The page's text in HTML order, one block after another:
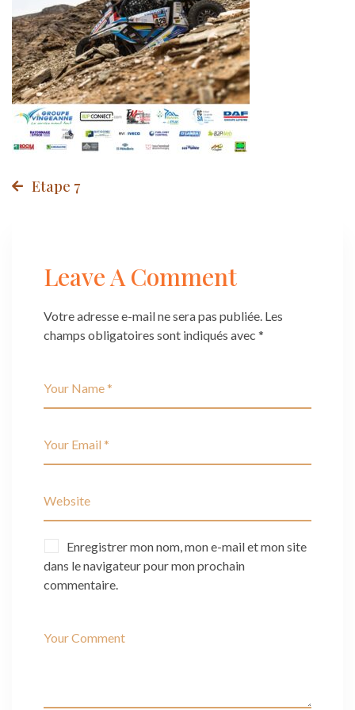
Post
Etape 7
Leave A Comment
Votre adresse e-mail ne sera pas publiée. Les
champs obligatoires sont indiqués avec *
Enregistrer mon nom, mon e-mail et mon site
dans le navigateur pour mon prochain
commentaire.